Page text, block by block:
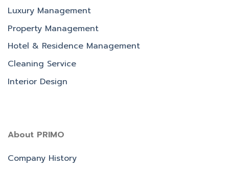
Luxury Management
Property Management
Hotel & Residence Management
Cleaning Service
Interior Design
About PRIMO
Company History